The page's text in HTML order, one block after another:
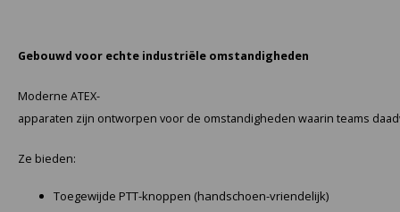
Gebouwd voor echte industriële omstandigheden
Moderne ATEX-
apparaten zijn ontworpen voor de omstandigheden waarin teams
Ze bieden:
Toegewijde PTT-knoppen (handschoen-vriendelijk)